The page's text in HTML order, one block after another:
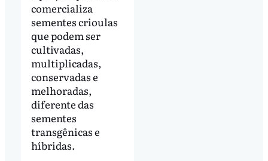
comercializa
sementes crioulas
que podem ser
cultivadas,
multiplicadas,
conservadas e
melhoradas,
diferente das
sementes
transgênicas e
híbridas.